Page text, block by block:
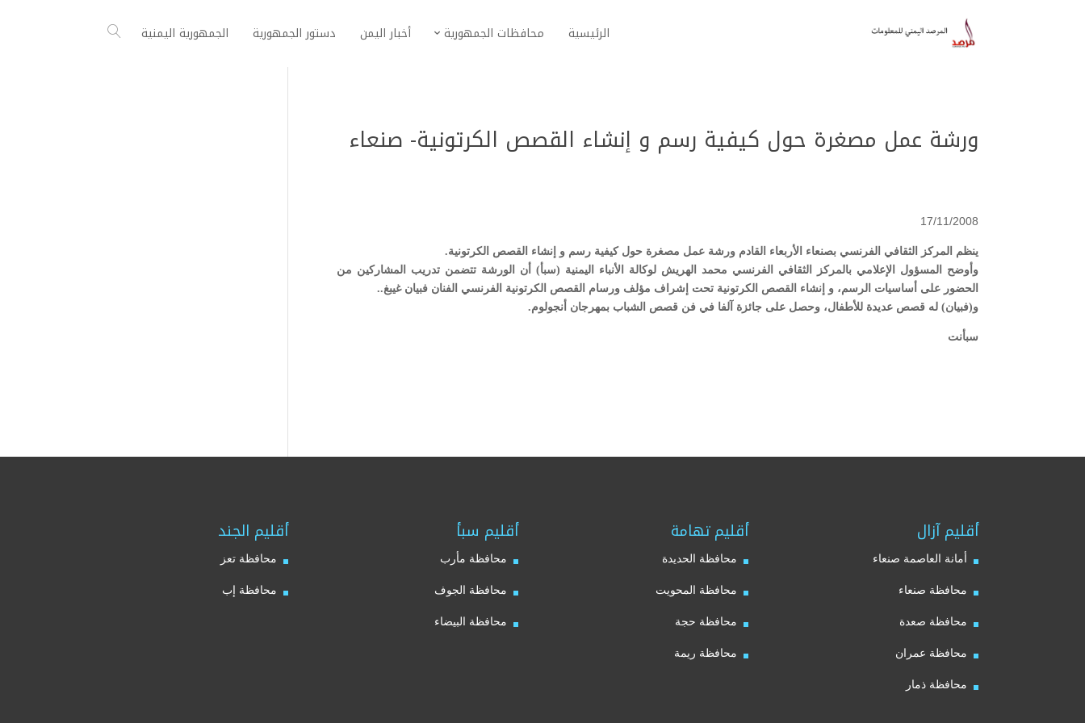
الرئيسية محافظات الجمهورية أخبار اليمن دستور الجمهورية الجمهورية اليمنية
ورشة عمل مصغرة حول كيفية رسم و إنشاء القصص الكرتونية- صنعاء
17/11/2008
ينظم المركز الثقافي الفرنسي بصنعاء الأربعاء القادم ورشة عمل مصغرة حول كيفية رسم و إنشاء القصص الكرتونية.
وأوضح المسؤول الإعلامي بالمركز الثقافي الفرنسي محمد الهريش لوكالة الأنباء اليمنية (سبأ) أن الورشة تتضمن تدريب المشاركين من
الحضور على أساسيات الرسم، و إنشاء القصص الكرتونية تحت إشراف مؤلف ورسام القصص الكرتونية الفرنسي الفنان فبيان غيبغ..
و(فبيان) له قصص عديدة للأطفال، وحصل على جائزة آلفا في فن قصص الشباب بمهرجان أنجولوم.
سبأنت
أقليم آزال
أمانة العاصمة صنعاء
محافظة صنعاء
محافظة صعدة
محافظة عمران
محافظة ذمار
أقليم تهامة
محافظة الحديدة
محافظة المحويت
محافظة حجة
محافظة ريمة
أقليم سبأ
محافظة مأرب
محافظة الجوف
محافظة البيضاء
أقليم الجند
محافظة تعز
محافظة إب